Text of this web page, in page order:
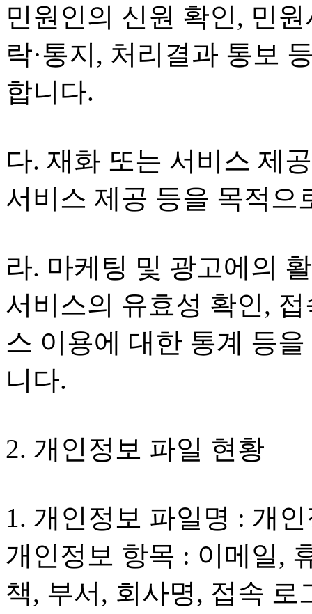
민원인의 신원 확인, 민
락·통지, 처리결과 통보
합니다.
다. 재화 또는 서비스 제공
서비스 제공 등을 목적으
라. 마케팅 및 광고에의
서비스의 유효성 확인,
스 이용에 대한 통계 등
니다.
2. 개인정보 파일 현황
1. 개인정보 파일명 : 개
개인정보 항목 : 이메일,
책, 부서, 회사명, 접속 로